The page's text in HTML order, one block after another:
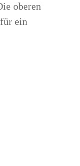
oberen
ein